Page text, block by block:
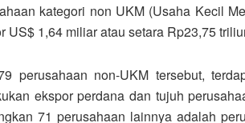
kategori non UKM (Usaha Kecil
US$ 1,64 miliar atau setara Rp23,75
perusahaan non-UKM tersebut,
ekspor perdana dan tujuh
71 perusahaan lainnya adalah